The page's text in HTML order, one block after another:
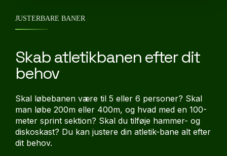
JUSTERBARE BANER
Skab atletikbanen efter dit
behov
Skal løbebanen være til 5 eller 6 personer? Skal
man løbe 200m eller 400m, og hvad med en 100-
meter sprint sektion? Skal du tilføje hammer- og
diskoskast? Du kan justere din atletik-bane alt efter
dit behov.